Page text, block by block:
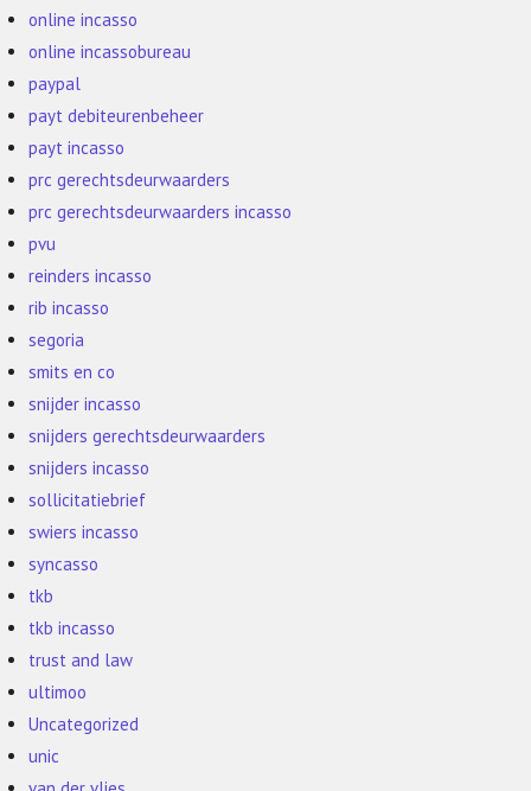
online incasso
online incassobureau
paypal
payt debiteurenbeheer
payt incasso
prc gerechtsdeurwaarders
prc gerechtsdeurwaarders incasso
pvu
reinders incasso
rib incasso
segoria
smits en co
snijder incasso
snijders gerechtsdeurwaarders
snijders incasso
sollicitatiebrief
swiers incasso
syncasso
tkb
tkb incasso
trust and law
ultimoo
Uncategorized
unic